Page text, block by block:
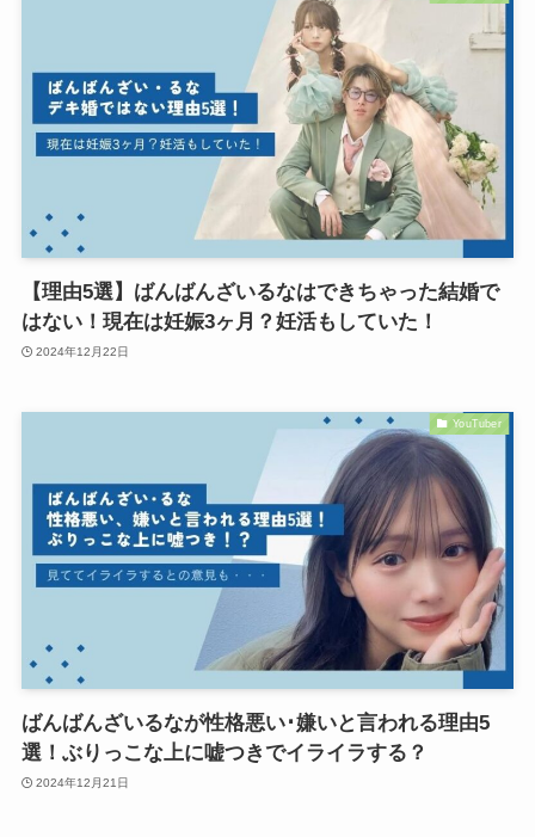
【理由5選】ばんばんざいるなはできちゃった結婚で
はない！現在は妊娠3ヶ月？妊活もしていた！
2024年12月22日
YouTuber
ばんばんざいるなが性格悪い･嫌いと言われる理由5
選！ぶりっこな上に嘘つきでイライラする？
2024年12月21日